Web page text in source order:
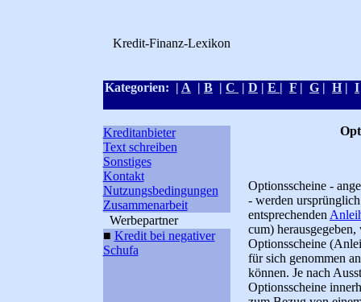
Kredit-Finanz-Lexikon
Kategorien: | A | B | C | D | E | F | G | H| I
Kreditanbieter
Text schreiben
Sonstiges
Kontakt
Nutzungsbedingungen
Zusammenarbeit
Werbepartner
■ Kredit bei negativer
Schufa
Optionsscheine -
- werden
entsprechenden
cum)
Optionsscheine
für sich genommen
können. Je nach
Optionsscheine